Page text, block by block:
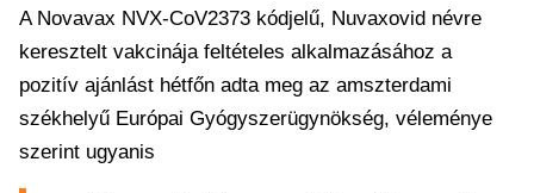
A Novavax NVX-CoV2373 kódjelű, Nuvaxovid névre
keresztelt vakcinája feltételes alkalmazásához a
pozitív ajánlást hétfőn adta meg az amszterdami
székhelyű Európai Gyógyszerügynökség, véleménye
szerint ugyanis